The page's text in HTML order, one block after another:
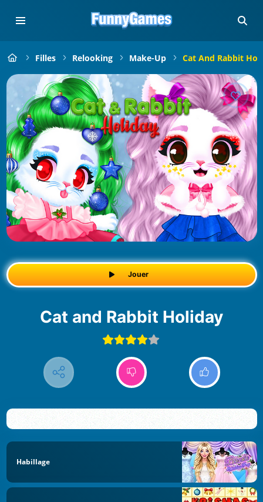
Filles Relooking Make-Up Cat And Rabbit
Jouer
Cat and Rabbit Holiday
Habillage